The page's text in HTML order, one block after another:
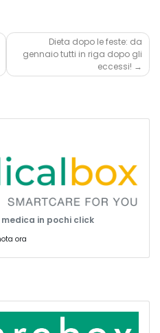
Dieta dopo le feste: da
gennaio tutti in riga dopo gli
eccessi!
in pochi click
ora